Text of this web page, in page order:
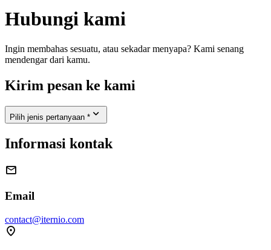
Hubungi kami
Ingin membahas sesuatu, atau sekadar menyapa? Kami senang
mendengar dari kamu.
Kirim pesan ke kami
Pilih jenis pertanyaan * 
Informasi kontak

Email
contact@iternio.com
